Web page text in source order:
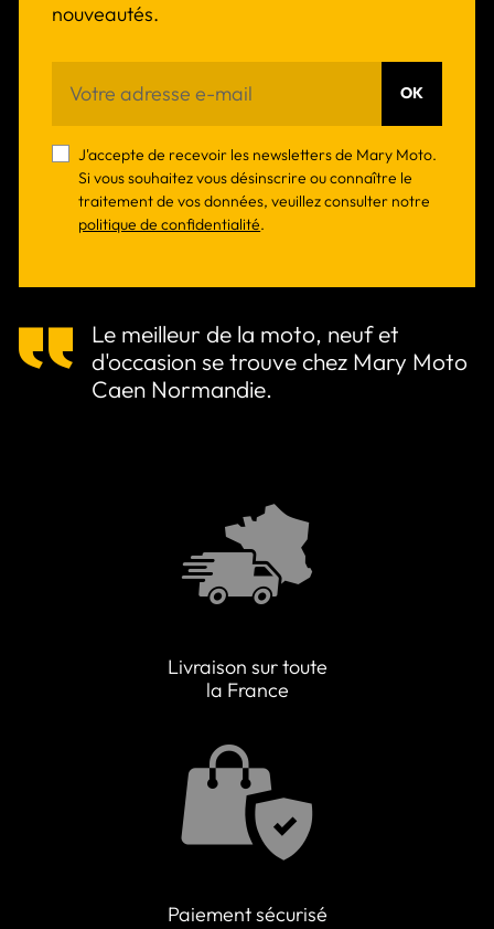
nouveautés.
OK
J'accepte de recevoir les newsletters de Mary Moto.
Si vous souhaitez vous désinscrire ou connaître le
traitement de vos données, veuillez consulter notre
politique de confidentialité.
Le meilleur de la moto, neuf et
d'occasion se trouve chez Mary Moto
Caen Normandie.
Livraison sur toute
la France
Paiement sécurisé